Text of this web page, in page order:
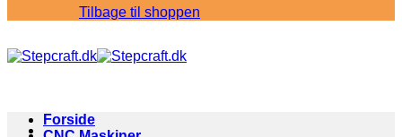
Tilbage til shoppen
Forside